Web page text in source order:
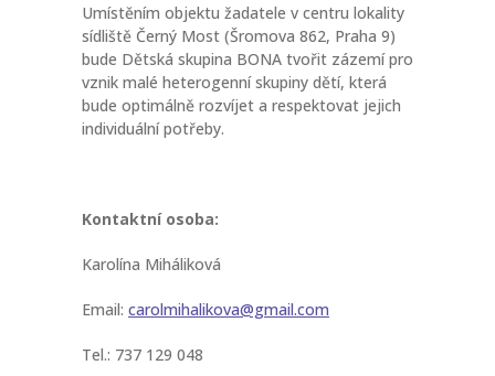
Umístěním objektu žadatele v centru lokality
sídliště Černý Most (Šromova 862, Praha 9)
bude Dětská skupina BONA tvořit zázemí pro
vznik malé heterogenní skupiny dětí, která
bude optimálně rozvíjet a respektovat jejich
individuální potřeby.
Kontaktní osoba:
Karolína Miháliková
Email: carolmihalikova@gmail.com
Tel.: 737 129 048